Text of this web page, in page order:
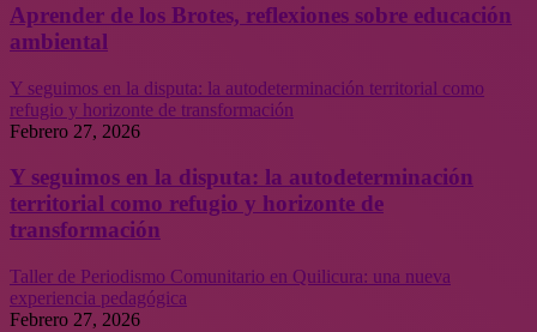
Aprender de los Brotes, reflexiones sobre educación
ambiental
Y seguimos en la disputa: la autodeterminación territorial como
refugio y horizonte de transformación
Febrero 27, 2026
Y seguimos en la disputa: la autodeterminación
territorial como refugio y horizonte de
transformación
Taller de Periodismo Comunitario en Quilicura: una nueva
experiencia pedagógica
Febrero 27, 2026